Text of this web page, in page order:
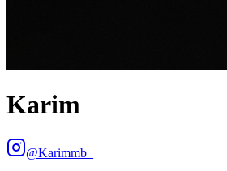
Karim
@Karimmb_